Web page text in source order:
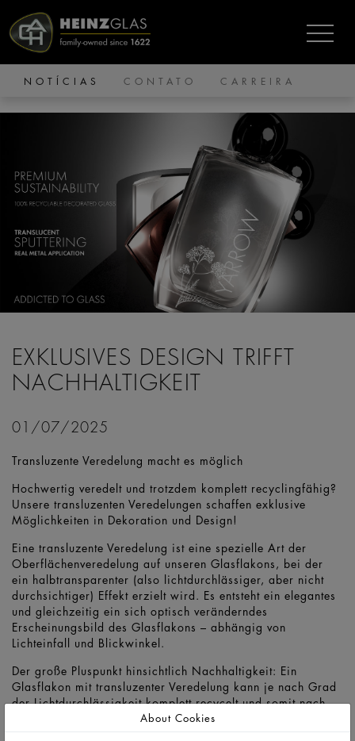
NOTÍCIAS CONTATO CARREIRA
EXKLUSIVES DESIGN TRIFFT
NACHHALTIGKEIT
01/07/2025
Transluzente Veredelung macht es möglich
Hochwertig veredelt und trotzdem komplett recyclingfähig?
Unsere transluzenten Veredelungen schaffen exklusive
Möglichkeiten in Dekoration und Design!
Eine transluzente Veredelung ist eine spezielle Art der
Oberflächenveredelung auf unseren Glasflakons, bei der
ein halbtransparenter (also lichtdurchlässiger, aber nicht
durchsichtiger) Effekt erzielt wird. Es entsteht ein elegantes
und gleichzeitig ein sich optisch veränderndes
Erscheinungsbild des Glasflakons – abhängig von
Lichteinfall und Blickwinkel.
Der große Pluspunkt hinsichtlich Nachhaltigkeit: Ein
Glasflakon mit transluzenter Veredelung kann je nach Grad
der Lichtdurchlässigkeit komplett recycelt und somit nach
Gebrauch erneut eingeschmolzen werden. Unser transluzent
About Cookies